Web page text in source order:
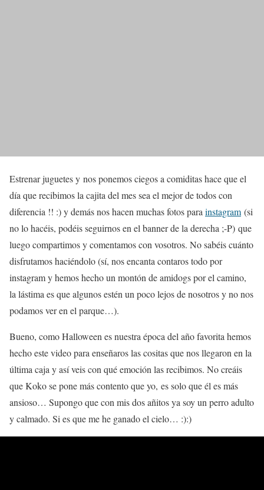
Estrenar juguetes y nos ponemos ciegos a comiditas hace que el
día que recibimos la cajita del mes sea el mejor de todos con
diferencia !! :) y demás nos hacen muchas fotos para instagram (si
no lo hacéis, podéis seguirnos en el banner de la derecha ;-P) que
luego compartimos y comentamos con vosotros. No sabéis cuánto
disfrutamos haciéndolo (sí, nos encanta contaros todo por
instagram y hemos hecho un montón de amidogs por el camino,
la lástima es que algunos estén un poco lejos de nosotros y no nos
podamos ver en el parque…).
Bueno, como Halloween es nuestra época del año favorita hemos
hecho este video para enseñaros las cositas que nos llegaron en la
última caja y así veis con qué emoción las recibimos. No creáis
que Koko se pone más contento que yo, es solo que él es más
ansioso… Supongo que con mis dos añitos ya soy un perro adulto
y calmado. Si es que me he ganado el cielo… :):)